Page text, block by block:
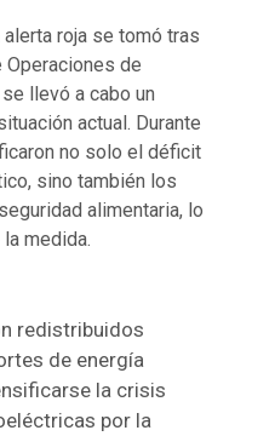
roja se tomó tras
Operaciones de
llevó a cabo un
actual. Durante
no solo el déficit
sino también los
alimentaria, lo
medida.
redistribuidos
de energía
la crisis
por la